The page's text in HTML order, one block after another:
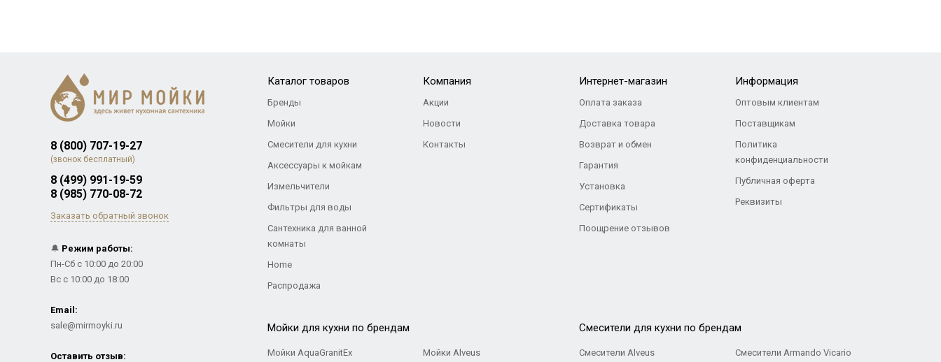
8 (800) 707-19-27
(звонок бесплатный)
8 (499) 991-19-59
8 (985) 770-08-72
Заказать обратный звонок
🔔 Режим работы:
Пн-Сб с 10:00 до 20:00
Вс с 10:00 до 18:00
Email:
sale@mirmoyki.ru
Оставить отзыв:
Каталог товаров
Бренды
Мойки
Смесители для кухни
Аксессуары к мойкам
Измельчители
Фильтры для воды
Сантехника для ванной
комнаты
Home
Распродажа
Компания
Акции
Новости
Контакты
Интернет-магазин
Оплата заказа
Доставка товара
Возврат и обмен
Гарантия
Установка
Сертификаты
Поощрение отзывов
Информация
Оптовым клиентам
Поставщикам
Политика
конфиденциальности
Публичная оферта
Реквизиты
Мойки для кухни по брендам
Мойки AquaGranitEx Мойки Alveus
Cмесители для кухни по брендам
Смесители Alveus Смесители Armando Vicario